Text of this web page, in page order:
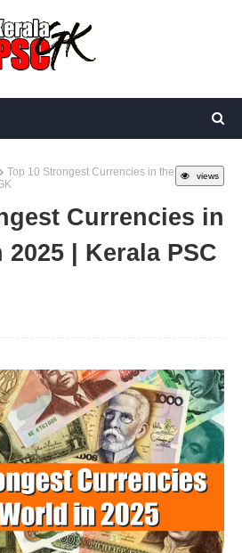
views
Top 10 Strongest Currencies in the
Currencies in
| Kerala PSC